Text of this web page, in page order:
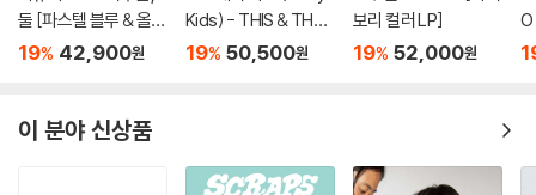
2. 주여, 이제는 여기에 - 윤종신
Composed by 김민기Arranged by 조정치 전졸리Vocal by 윤종신Pi
ano Performed by 전졸리Guitar Performed by 조정치Recorded
둘 [파스텔 블루 & 올리
브 그린 컬러 10인치 Vi
19% 42,900원
Kids) - THIS & THAT
[LP VER.]
19% 50,500원
보리 컬러 LP]
19% 52,000원
이 분야 신상품